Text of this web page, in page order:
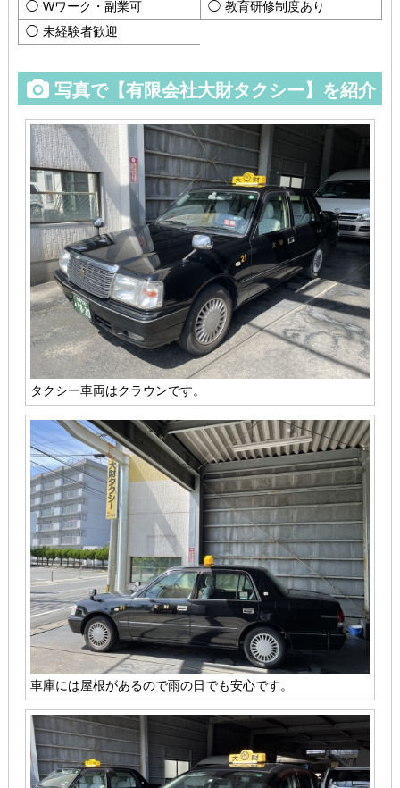
Wワーク・副業可
教育研修制度あり
未経験者歓迎
写真で【有限会社大財タクシー】を紹介
タクシー車両はクラウンです。
車庫には屋根があるので雨の日でも安心です。